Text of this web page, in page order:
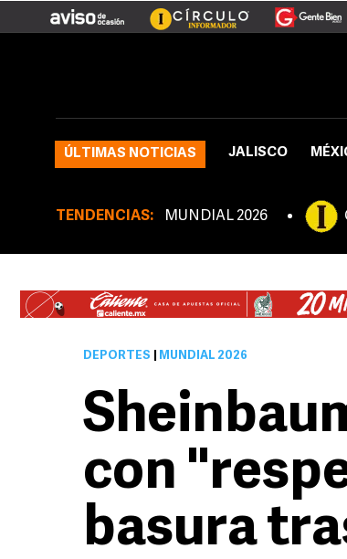
ÚLTIMAS NOTICIAS JALISCO
TENDENCIAS: MUNDIAL 2026
DEPORTES MUNDIAL 2026
con
basura